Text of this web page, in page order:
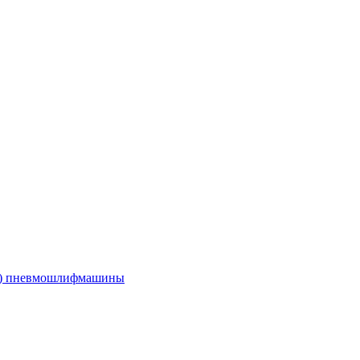
пневмошлифмашины